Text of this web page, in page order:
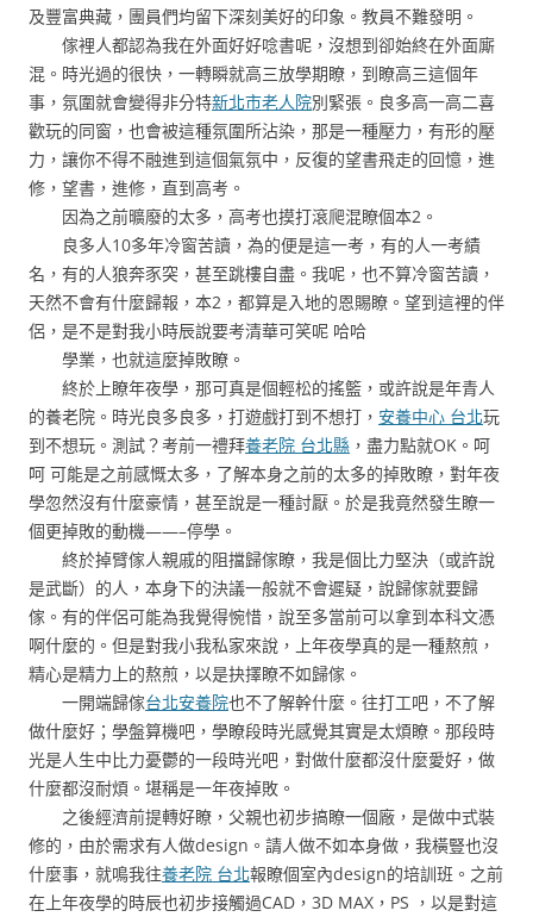
及豐富典藏，團員們均留下深刻美好的印象。教員不難發明。
傢裡人都認為我在外面好好唸書呢，沒想到卻始終在外面廝
混。時光過的很快，一轉瞬就高三放學期瞭，到瞭高三這個年
事，氛圍就會變得非分特新北市老人院別緊張。良多高一高二喜
歡玩的同窗，也會被這種氛圍所沾染，那是一種壓力，有形的壓
力，讓你不得不融進到這個氣氛中，反復的望書飛走的回憶，進
修，望書，進修，直到高考。
因為之前曠廢的太多，高考也摸打滾爬混瞭個本2。
良多人10多年冷窗苦讀，為的便是這一考，有的人一考績
名，有的人狼奔豕突，甚至跳樓自盡。我呢，也不算冷窗苦讀，
天然不會有什麼歸報，本2，都算是入地的恩賜瞭。望到這裡的伴
侶，是不是對我小時辰說要考清華可笑呢 哈哈
學業，也就這麼掉敗瞭。
終於上瞭年夜學，那可真是個輕松的搖籃，或許說是年青人
的養老院。時光良多良多，打遊戲打到不想打， 安養中心 台北玩
到不想玩。測試？考前一禮拜養老院 台北縣 ，盡力點就OK。呵
呵 可能是之前感慨太多，了解本身之前的太多的掉敗瞭，對年夜
學忽然沒有什麼豪情，甚至說是一種討厭。於是我竟然發生瞭一
個更掉敗的動機——–停學。
終於掉臂傢人親戚的阻擋歸傢瞭，我是個比力堅決（或許說
是武斷）的人，本身下的決議一般就不會遲疑，說歸傢就要歸
傢。有的伴侶可能為我覺得惋惜，說至多當前可以拿到本科文憑
啊什麼的。但是對我小我私家來說，上年夜學真的是一種熬煎，
精心是精力上的熬煎，以是抉擇瞭不如歸傢。
一開端歸傢台北安養院也不了解幹什麼。往打工吧，不了解
做什麼好；學盤算機吧，學瞭段時光感覺其實是太煩瞭。那段時
光是人生中比力憂鬱的一段時光吧，對做什麼都沒什麼愛好，做
什麼都沒耐煩。堪稱是一年夜掉敗。
之後經濟前提轉好瞭，父親也初步搞瞭一個廠，是做中式裝
修的，由於需求有人做design。請人做不如本身做，我橫豎也沒
什麼事，就鳴我往養老院 台北報瞭個室內design的培訓班。之前
在上年夜學的時辰也初步接觸過CAD，3D MAX，PS ，以是對這